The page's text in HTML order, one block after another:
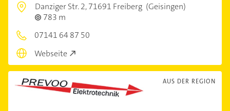
Danziger Str. 2,71691 Freiberg (Geisingen)
783 m
07141 64 87 50
Webseite
AUS DER REGION